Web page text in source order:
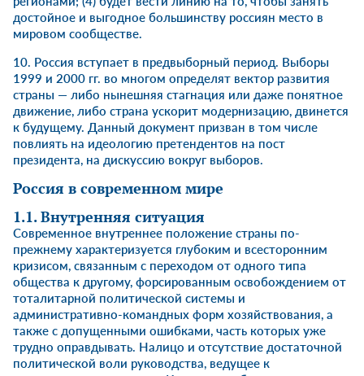
достойное и выгодное большинству россиян место в
мировом сообществе.
10. Россия вступает в предвыборный период. Выборы
1999 и 2000 гг. во многом определят вектор развития
страны — либо нынешняя стагнация или даже понятное
движение, либо страна ускорит модернизацию, двинется
к будущему. Данный документ призван в том числе
повлиять на идеологию претендентов на пост
президента, на дискуссию вокруг выборов.
Россия в современном мире
1.1. Внутренняя ситуация
Современное внутреннее положение страны по-
прежнему характеризуется глубоким и всесторонним
кризисом, связанным с переходом от одного типа
общества к другому, форсированным освобождением от
тоталитарной политической системы и
административно-командных форм хозяйствования, а
также с допущенными ошибками, часть которых уже
трудно оправдывать. Налицо и отсутствие достаточной
политической воли руководства, ведущее к